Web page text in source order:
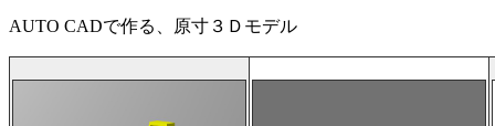
AUTO CADで作る、原寸３Ｄモデル